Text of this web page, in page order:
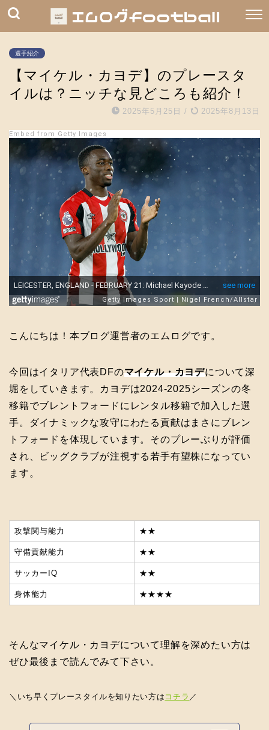
選手紹介
【マイケル・カヨデ】のプレースタ
イルは？ニッチな見どころも紹介！
2025年5月25日 / 2025年8月13日
Embed from Getty Images
こんにちは！本ブログ運営者のエムログです。
今回はイタリア代表DFのマイケル・カヨデについて深
堀をしていきます。カヨデは2024-2025シーズンの冬
移籍でブレントフォードにレンタル移籍で加入した選
手。ダイナミックな攻守にわたる貢献はまさにブレン
トフォードを体現しています。そのプレーぶりが評価
され、ビッグクラブが注視する若手有望株になってい
ます。
攻撃関与能力 ★★
守備貢献能力 ★★
サッカーIQ ★★
身体能力 ★★★★
そんなマイケル・カヨデについて理解を深めたい方は
ぜひ最後まで読んでみて下さい。
＼いち早くプレースタイルを知りたい方は コチラ ／